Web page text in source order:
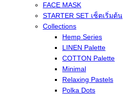
FACE MASK
STARTER SET เซ็ตเริ่มต้น
Collections
Hemp Series
LINEN Palette
COTTON Palette
Minimal
Relaxing Pastels
Polka Dots